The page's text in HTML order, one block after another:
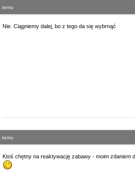
temu
Nie. Ciągniemy dalej, bo z tego da się wybrnąć
temu
Ktoś chętny na reaktywację zabawy - moim zdaniem